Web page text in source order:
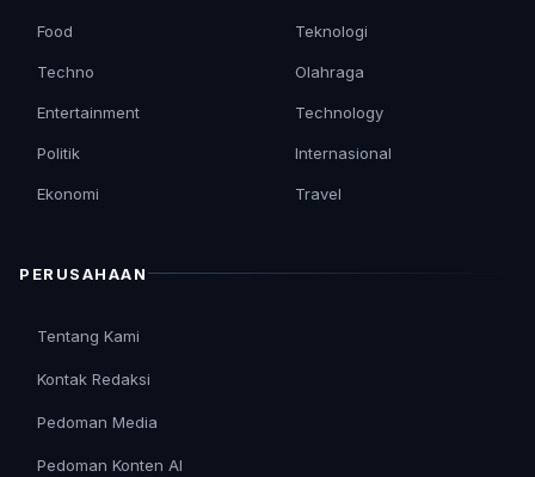
Food
Techno
Entertainment
Politik
Ekonomi
Teknologi
Olahraga
Technology
Internasional
Travel
PERUSAHAAN
Tentang Kami
Kontak Redaksi
Pedoman Media
Pedoman Konten AI